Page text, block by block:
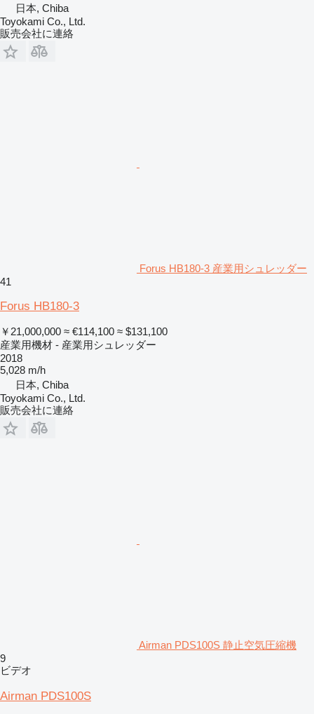
日本, Chiba
Toyokami Co., Ltd.
販売会社に連絡
Forus HB180-3 産業用シュレッダー
41
Forus HB180-3
￥21,000,000 ≈ €114,100 ≈ $131,100
産業用機材 - 産業用シュレッダー
2018
5,028 m/h
日本, Chiba
Toyokami Co., Ltd.
販売会社に連絡
Airman PDS100S 静止空気圧縮機
9
ビデオ
Airman PDS100S